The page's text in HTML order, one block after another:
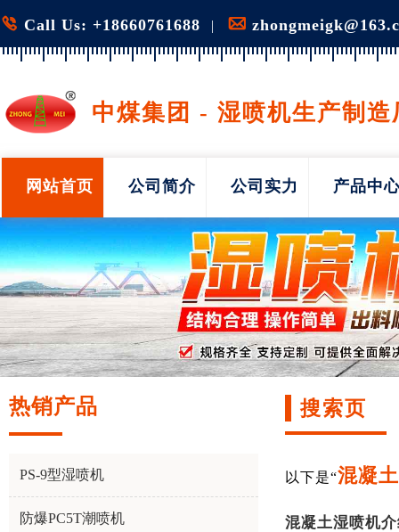
 Call Us: +18660761688 | 
中煤集团 - 湿喷机生产制造
网站首页 公司简介 公司实力 产品中
热销产品
PS-9型湿喷机
防爆PC5T潮喷机
搜索页
以下是“混凝
混凝土湿喷机